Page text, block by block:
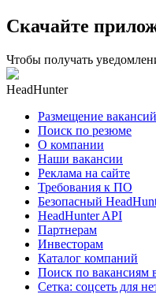
Скачайте
Чтобы получать
HeadHunter
Размещение вакансий
Поиск по резюме
О компании
Наши вакансии
Реклама на сайте
Требования к ПО
Безопасный
HeadHunter API
Партнерам
Инвесторам
Каталог компаний
Поиск по вакансиям
Сетка: соцсеть для